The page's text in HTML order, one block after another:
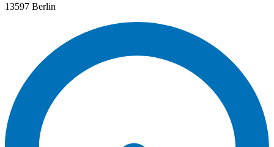
13597 Berlin